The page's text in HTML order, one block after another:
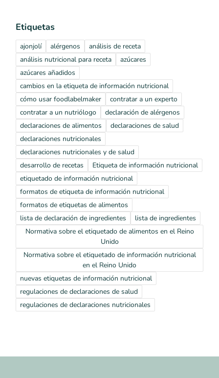
Etiquetas
ajonjolí alérgenos
análisis de receta
análisis nutricional para receta
azúcares
azúcares añadidos
cambios en la etiqueta de información nutricional
cómo usar foodlabelmaker
contratar a un experto
contratar a un nutriólogo
declaración de alérgenos
declaraciones de alimentos
declaraciones de salud
declaraciones nutricionales
declaraciones nutricionales y de salud
desarrollo de recetas
Etiqueta de información nutricional
etiquetado de información nutricional
formatos de etiqueta de información nutricional
formatos de etiquetas de alimentos
lista de declaración de ingredientes
lista de ingredientes
Normativa sobre el etiquetado de alimentos en el Reino
Unido
Normativa sobre el etiquetado de información nutricional
en el Reino Unido
nuevas etiquetas de información nutricional
regulaciones de declaraciones de salud
regulaciones de declaraciones nutricionales